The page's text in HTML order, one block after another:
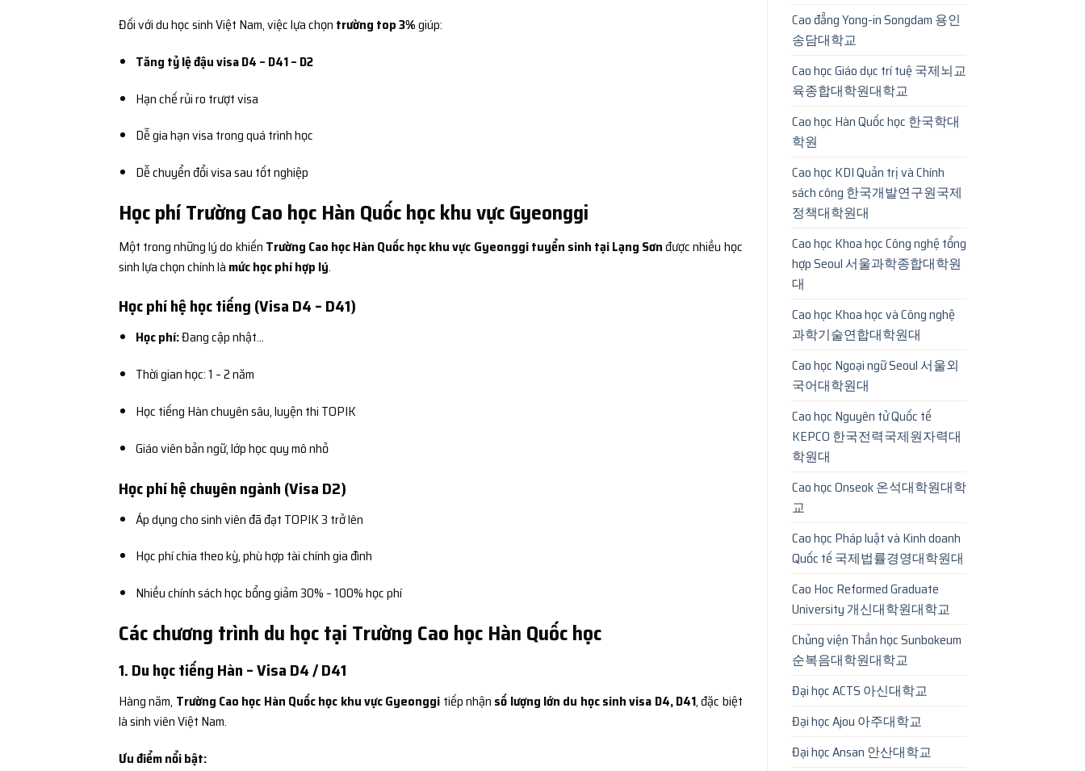
Đối với du học sinh Việt Nam, việc lựa chọn trường top 3%giúp:
Tăng tỷ lệ đậu visa D4 – D41 – D2
Hạn chế rủi ro trượt visa
Dễ gia hạn visa trong quá trình học
Dễ chuyển đổi visa sau tốt nghiệp
Học phí Trường Cao học Hàn Quốc học khu vực Gyeonggi
Một trong những lý do khiến Trường Cao học Hàn Quốc học khu vực Gyeonggi tuyển sinh tại Lạng Sơnđược nhiều học
sinh lựa chọn chính là mức học phí hợp lý.
Học phí hệ học tiếng (Visa D4 – D41)
Học phí:Đang cập nhật…
Thời gian học: 1 – 2 năm
Học tiếng Hàn chuyên sâu, luyện thi TOPIK
Giáo viên bản ngữ, lớp học quy mô nhỏ
Học phí hệ chuyên ngành (Visa D2)
Áp dụng cho sinh viên đã đạt TOPIK 3 trở lên
Học phí chia theo kỳ, phù hợp tài chính gia đình
Nhiều chính sách học bổng giảm 30% – 100% học phí
Các chương trình du học tại Trường Cao học Hàn Quốc học
1. Du học tiếng Hàn – Visa D4 / D41
Hàng năm, Trường Cao học Hàn Quốc học khu vực Gyeonggi tiếp nhận số lượng lớn du học sinh visa D4, D41, đặc biệt
là sinh viên Việt Nam.
Ưu điểm nổi bật:
Cao đẳng Yong-in Songdam 용인
송담대학교
Cao học Giáo dục trí tuệ 국제뇌교
육종합대학원대학교
Cao học Hàn Quốc học 한국학대
학원
Cao học KDI Quản trị và Chính
sách công 한국개발연구원국제
정책대학원대
Cao học Khoa học Công nghệ tổng
hợp Seoul 서울과학종합대학원
대
Cao học Khoa học và Công nghệ
과학기술연합대학원대
Cao học Ngoại ngữ Seoul 서울외
국어대학원대
Cao học Nguyên tử Quốc tế
KEPCO 한국전력국제원자력대
학원대
Cao học Onseok 온석대학원대학
교
Cao học Pháp luật và Kinh doanh
Quốc tế 국제법률경영대학원대
Cao Hoc Reformed Graduate
University 개신대학원대학교
Chủng viện Thần học Sunbokeum
순복음대학원대학교
Đại học ACTS 아신대학교
Đại học Ajou 아주대학교
Đại học Ansan 안산대학교